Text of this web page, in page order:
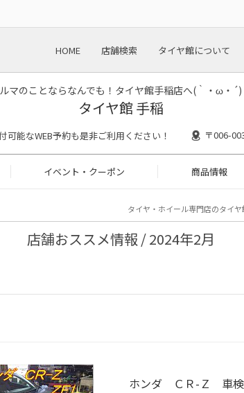
HOME 店舗検索 タイヤ館について
マのことならなんでも！タイヤ館手稲店へ(｀・ω・´)
タイヤ館 手稲
能なWEB予約も是非ご利用ください！ 〒006-
イベント・クーポン 商品情報
タイヤ・ホイール専門店のタイヤ
店舗おススメ情報 / 2024年2月
ホンダ ＣＲ-Ｚ 車